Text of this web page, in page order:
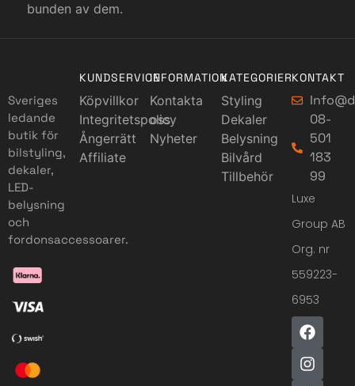
bunden av dem.
Sveriges
ledande
butik för
bilstyling,
dekaler,
LED-
belysning
och
fordonsaccessoarer.
KUNDSERVICE
Köpvillkor
Integritetspolicy
Ångerrätt
Affiliate
INFORMATION
Kontakta
oss
Nyheter
KATEGORIER
Styling
Dekaler
Belysning
Bilvård
Tillbehör
KONTAKT
08-
501
183
99
Luxe
Group AB
Org. nr
559223-
6953